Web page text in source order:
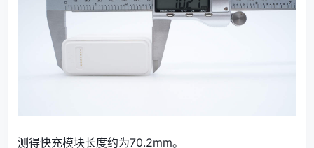
测得快充模块长度约为70.2mm。